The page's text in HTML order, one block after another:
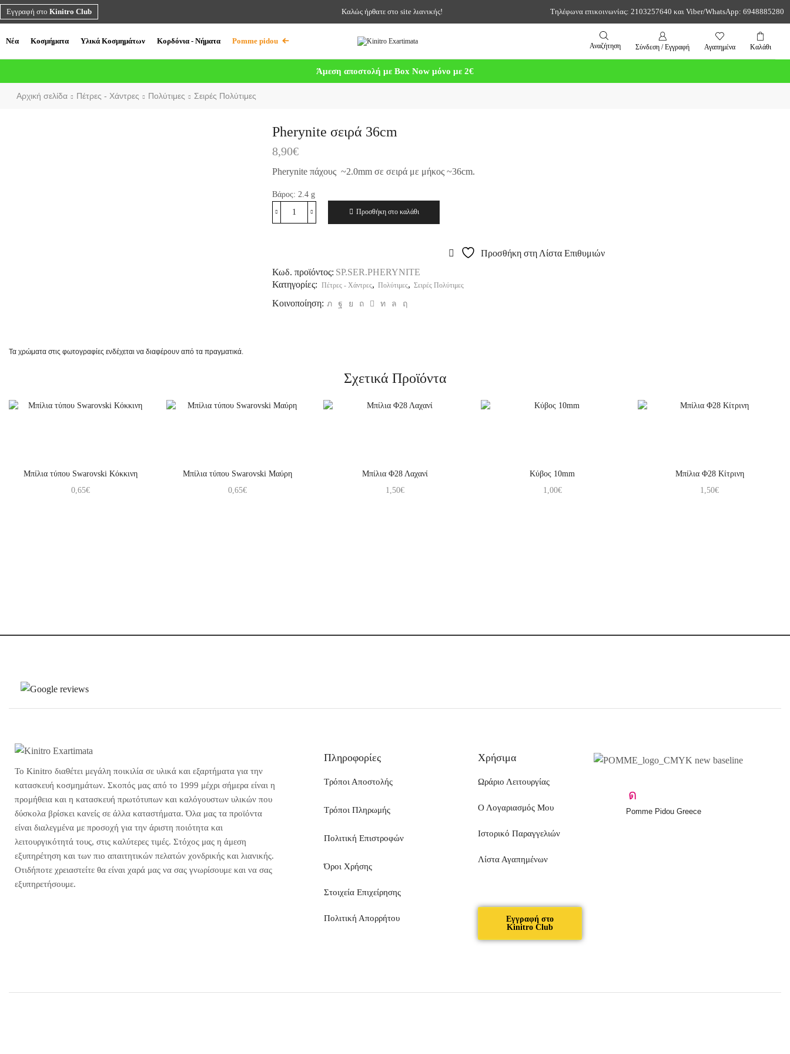
Εγγραφή στο Kinitro Club Καλώς ήρθατε στο site λιανικής! Τηλέφωνα επικοινωνίας: 2103257640 και Viber/WhatsApp: 6948885280
Νέα Κοσμήματα Υλικά Κοσμημάτων Κορδόνια - Νήματα Pomme pidou
Αναζήτηση Σύνδεση / Εγγραφή Αγαπημένα Καλάθι
Άμεση αποστολή με Box Now μόνο με 2€
Αρχική σελίδα Πέτρες - Χάντρες Πολύτιμες Σειρές Πολύτιμες
Pherynite σειρά 36cm
8,90€
Pherynite πάχους ~2.0mm σε σειρά με μήκος ~36cm.
Βάρος: 2.4 g
Προσθήκη στο καλάθι
Προσθήκη στη Λίστα Επιθυμιών
Κωδ. προϊόντος: SP.SER.PHERYNITE
Κατηγορίες: Πέτρες - Χάντρες, Πολύτιμες, Σειρές Πολύτιμες
Κοινοποίηση:
Τα χρώματα στις φωτογραφίες ενδέχεται να διαφέρουν από τα πραγματικά.
Σχετικά Προϊόντα
Μπίλια τύπου Swarovski Κόκκινη
0,65€
Μπίλια τύπου Swarovski Μαύρη
0,65€
Μπίλια Φ28 Λαχανί
1,50€
Κύβος 10mm
1,00€
Μπίλια Φ28 Κίτρινη
1,50€
Το Kinitro διαθέτει μεγάλη ποικιλία σε υλικά και εξαρτήματα για την
κατασκευή κοσμημάτων. Σκοπός μας από το 1999 μέχρι σήμερα είναι η
προμήθεια και η κατασκευή πρωτότυπων και καλόγουστων υλικών που
δύσκολα βρίσκει κανείς σε άλλα καταστήματα. Όλα μας τα προϊόντα
είναι διαλεγμένα με προσοχή για την άριστη ποιότητα και
λειτουργικότητά τους, στις καλύτερες τιμές. Στόχος μας η άμεση
εξυπηρέτηση και των πιο απαιτητικών πελατών χονδρικής και λιανικής.
Οτιδήποτε χρειαστείτε θα είναι χαρά μας να σας γνωρίσουμε και να σας
εξυπηρετήσουμε.
Πληροφορίες
Τρόποι Αποστολής
Τρόποι Πληρωμής
Πολιτική Επιστροφών
Όροι Χρήσης
Στοιχεία Επιχείρησης
Πολιτική Απορρήτου
Χρήσιμα
Ωράριο Λειτουργίας
Ο Λογαριασμός Μου
Ιστορικό Παραγγελιών
Λίστα Αγαπημένων
Εγγραφή στο
Kinitro Club
Pomme Pidou Greece